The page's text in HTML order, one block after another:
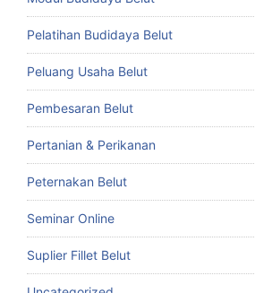
Pelatihan Budidaya Belut
Peluang Usaha Belut
Pembesaran Belut
Pertanian & Perikanan
Peternakan Belut
Seminar Online
Suplier Fillet Belut